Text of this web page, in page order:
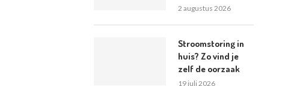
2 augustus 2026
Stroomstoring in
huis? Zo vind je
zelf de oorzaak
19 juli 2026